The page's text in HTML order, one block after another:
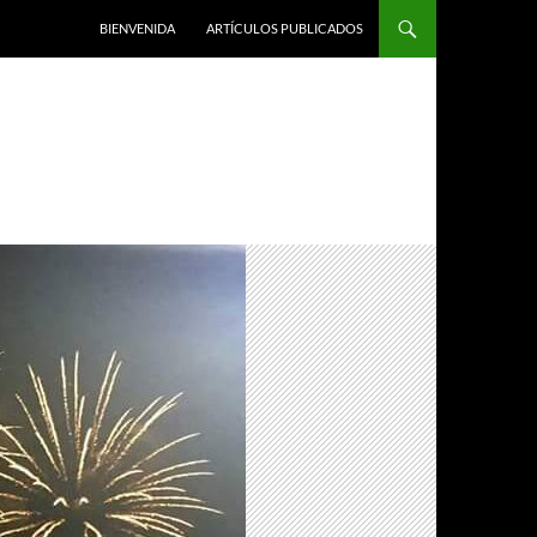
BIENVENIDA ARTÍCULOS PUBLICADOS